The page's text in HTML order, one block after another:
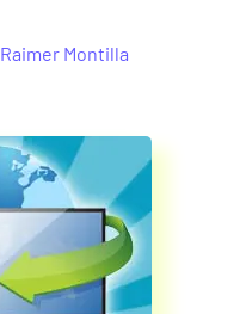
Raimer Montilla